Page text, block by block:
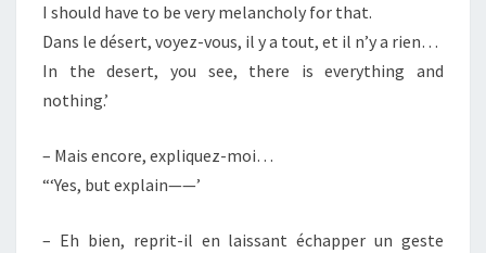
I should have to be very melancholy for that.
Dans le désert, voyez-vous, il y a tout, et il n’y a rien…
In the desert, you see, there is everything and
nothing.’
– Mais encore, expliquez-moi…
“‘Yes, but explain——’
– Eh bien, reprit-il en laissant échapper un geste